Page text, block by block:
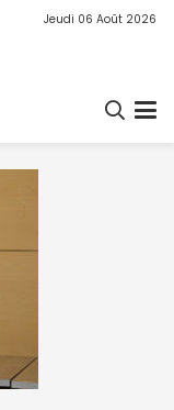
Jeudi 06 Août 2026